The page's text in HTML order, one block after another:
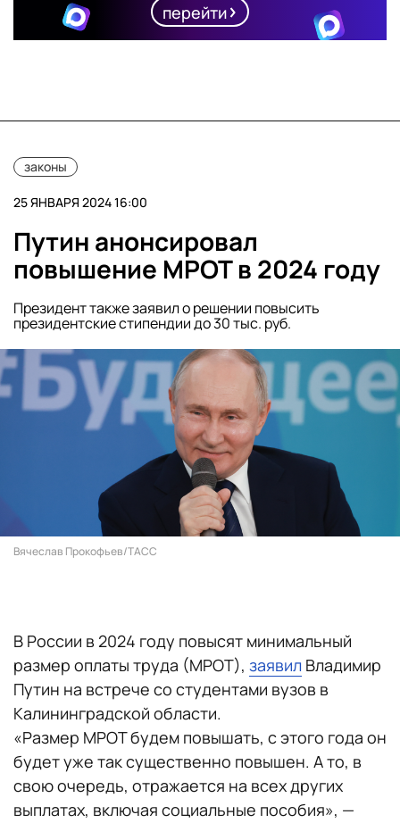
перейти
законы
25 ЯНВАРЯ 2024 16:00
Путин анонсировал
повышение МРОТ в 2024 году
Президент также заявил о решении повысить
президентские стипендии до 30 тыс. руб.
Вячеслав Прокофьев/ТАСС
В России в 2024 году повысят минимальный
размер оплаты труда (МРОТ), заявил Владимир
Путин на встрече со студентами вузов в
Калининградской области.
«Размер МРОТ будем повышать, с этого года он
будет уже так существенно повышен. А то, в
свою очередь, отражается на всех других
выплатах, включая социальные пособия», —